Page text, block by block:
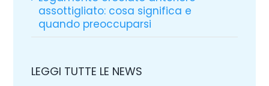
assottigliato: cosa significa e
quando preoccuparsi
LEGGI TUTTE LE NEWS